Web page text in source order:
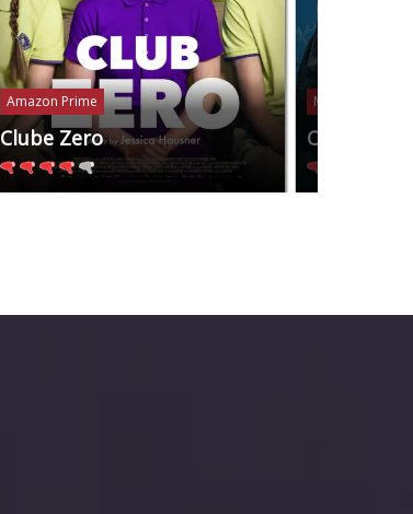
Amazon Prime
Clube Zero
Mubi
Os Anos